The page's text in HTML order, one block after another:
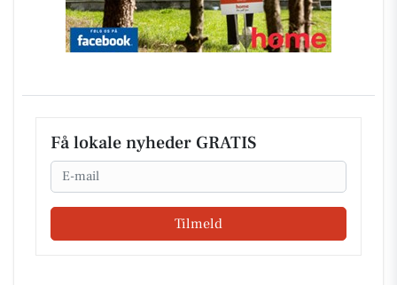
Få lokale nyheder GRATIS
Email
Tilmeld